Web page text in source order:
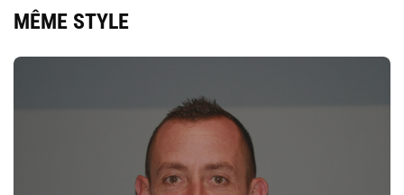
MÊME STYLE